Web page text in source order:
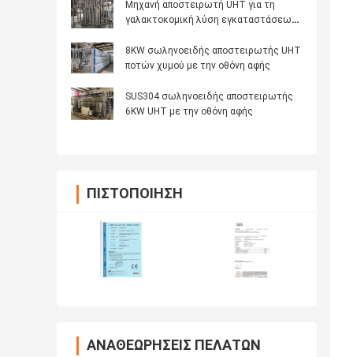
Μηχανή αποστειρωτή UHT για τη
γαλακτοκομική λύση εγκαταστάσεων
8KW σωληνοειδής αποστειρωτής UHT
ποτών χυμού με την οθόνη αφής
SUS304 σωληνοειδής αποστειρωτής
6KW UHT με την οθόνη αφής
ΠΙΣΤΟΠΟΊΗΣΗ
ΑΝΑΘΕΩΡΉΣΕΙΣ ΠΕΛΑΤΏΝ